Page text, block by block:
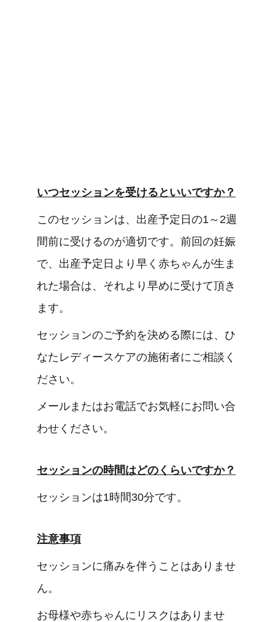
いつセッションを受けるといいですか？
このセッションは、出産予定日の1～2週
間前に受けるのが適切です。前回の妊娠
で、出産予定日より早く赤ちゃんが生ま
れた場合は、それより早めに受けて頂き
ます。
セッションのご予約を決める際には、ひ
なたレディースケアの施術者にご相談く
ださい。
メールまたはお電話でお気軽にお問い合
わせください。
セッションの時間はどのくらいですか？
セッションは1時間30分です。
注意事項
セッションに痛みを伴うことはありませ
ん。
お母様や赤ちゃんにリスクはありませ